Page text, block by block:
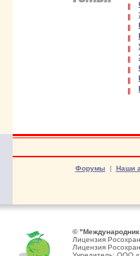
Форумы | Наши
©
Лицензия
Лицензия